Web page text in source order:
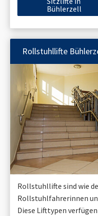
Bühlerzell
Rollstuhllifte
Rollstuhllifte sind wie
Rollstuhlfahrerinnen
Diese Lifttypen